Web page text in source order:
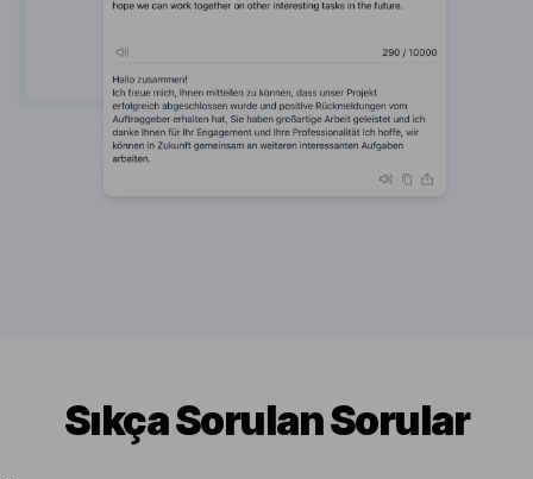
Sıkça Sorulan Sorular